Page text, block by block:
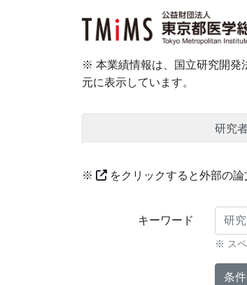
※ 本業績情報は、国立研究開発
元に表示しています。
研究
※ をクリックすると外部の論
研究業績に対する検
キーワード
※ スペ
条